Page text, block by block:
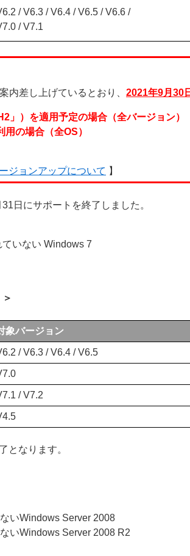
/ V6.3 / V6.4 / V6.5 / V6.6 /
/ V7.1
内差し上げているとおり、 2021年9月30
）を適用予定の場合（全バージョン）
の場合（全OS）
ジョンアップについて 】
日にサポートを終了しました。
いない Windows 7
象バージョン
/ V6.3 / V6.4 / V6.5
/ V7.2
となります。
いWindows Server 2008
いWindows Server 2008 R2